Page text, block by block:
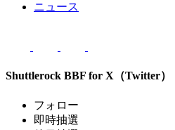
ニュース
Shuttlerock BBF for X（Twitter）
フォロー
即時抽選